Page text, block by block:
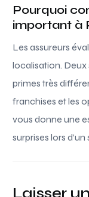
Pourquoi
important à
Les assureurs
localisation. Deux
primes très
franchises et les
vous donne une
surprises lors d’un
Laisser